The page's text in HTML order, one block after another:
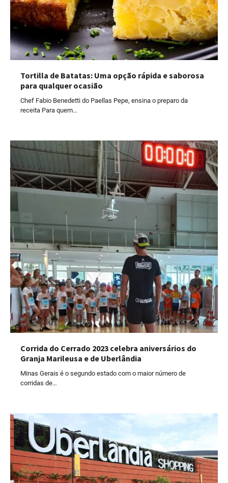
Tortilla de Batatas: Uma opção rápida e saborosa
para qualquer ocasião
Chef Fabio Benedetti do Paellas Pepe, ensina o preparo da
receita Para quem…
Corrida do Cerrado 2023 celebra aniversários do
Granja Marileusa e de Uberlândia
Minas Gerais é o segundo estado com o maior número de
corridas de…